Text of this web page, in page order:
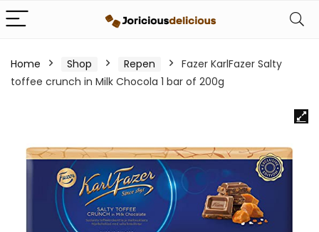
Home Shop Repen
Fazer KarlFazer Salty
toffee crunch in Milk Chocola 1 bar of 200g